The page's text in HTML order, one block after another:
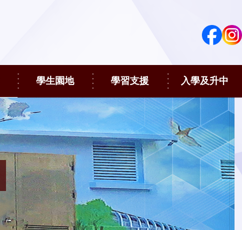
學生園地 學習支援 入學及升中